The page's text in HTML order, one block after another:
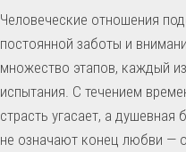
Человеческие отношения
постоянной заботы и
множество этапов, каждый
испытания. С течением
страсть угасает, а
не означают конец любви —